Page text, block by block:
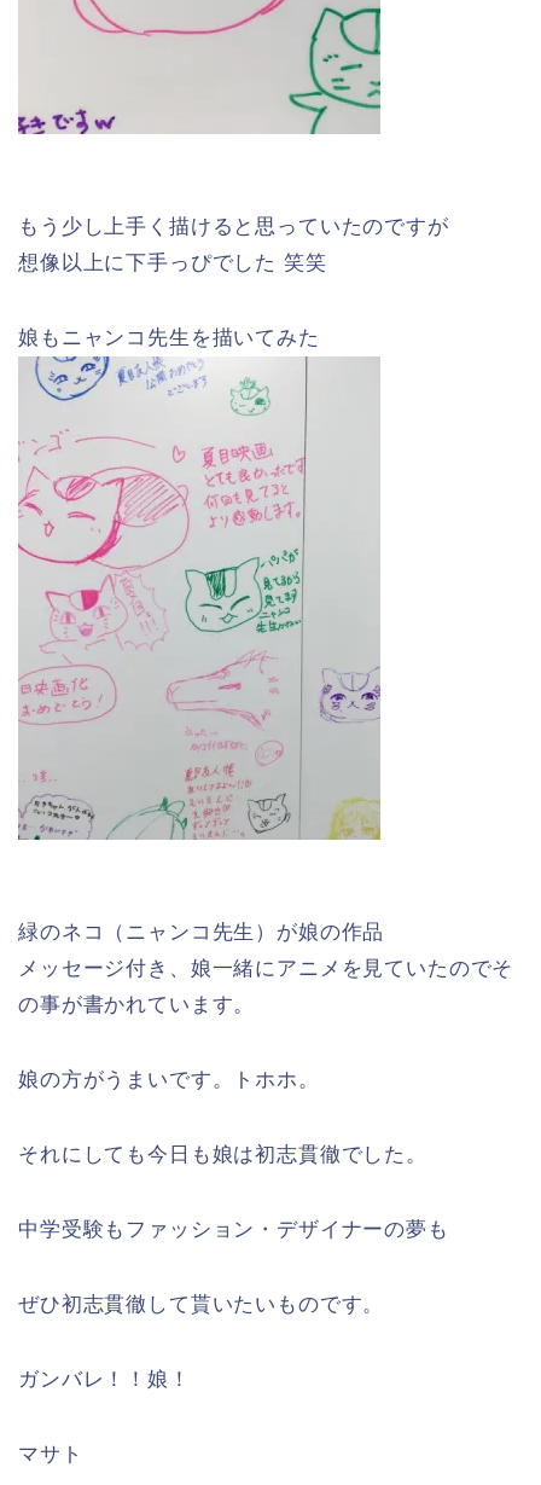
もう少し上手く描けると思っていたのですが
想像以上に下手っぴでした 笑笑
娘もニャンコ先生を描いてみた
緑のネコ（ニャンコ先生）が娘の作品
メッセージ付き、娘一緒にアニメを見ていたのでそ
の事が書かれています。
娘の方がうまいです。トホホ。
それにしても今日も娘は初志貫徹でした。
中学受験もファッション・デザイナーの夢も
ぜひ初志貫徹して貰いたいものです。
ガンバレ！！娘！
マサト